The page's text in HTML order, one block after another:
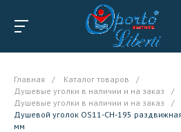
Главная / Каталог товаров
/
Душевые уголки в наличии и на заказ
/
Душевые уголки в наличии и на заказ
/
Душевой уголок OS11-CH-195
мм